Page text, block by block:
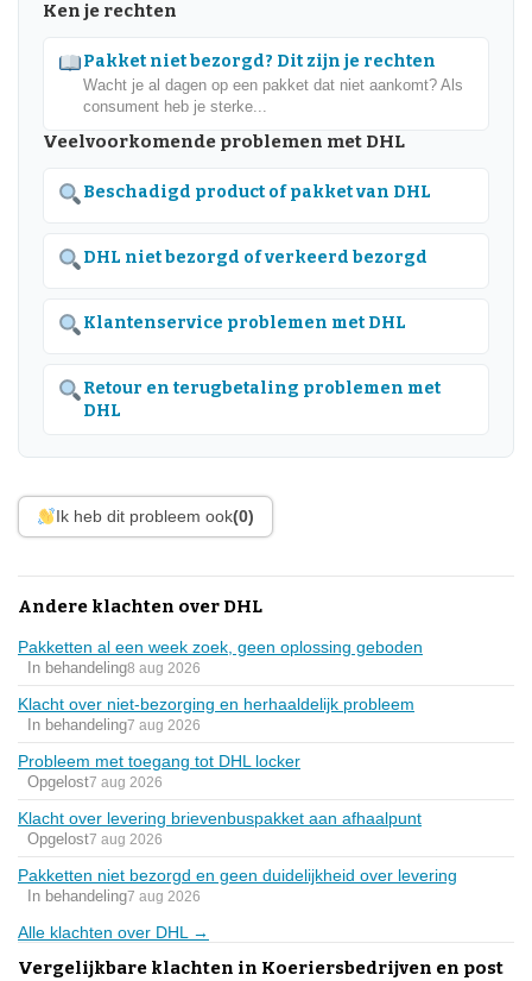
Ken je rechten
Pakket niet bezorgd? Dit zijn je rechten
Wacht je al dagen op een pakket dat niet aankomt? Als
consument heb je sterke...
Veelvoorkomende problemen met DHL
Beschadigd product of pakket van DHL
DHL niet bezorgd of verkeerd bezorgd
Klantenservice problemen met DHL
Retour en terugbetaling problemen met
DHL
Ik heb dit probleem ook(0)
Andere klachten over DHL
Pakketten al een week zoek, geen oplossing geboden
In behandeling8 aug 2026
Klacht over niet-bezorging en herhaaldelijk probleem
In behandeling7 aug 2026
Probleem met toegang tot DHL locker
Opgelost7 aug 2026
Klacht over levering brievenbuspakket aan afhaalpunt
Opgelost7 aug 2026
Pakketten niet bezorgd en geen duidelijkheid over levering
In behandeling7 aug 2026
Alle klachten over DHL →
Vergelijkbare klachten in Koeriersbedrijven en post